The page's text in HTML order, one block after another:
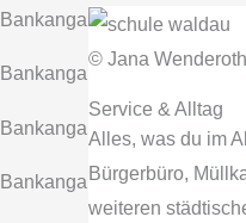
© Jana Wenderoth
Service & Alltag
Alles, was du im
Bürgerbüro,
weiteren
Bankangaben
Bankangaben
Bankangaben
Bankangaben